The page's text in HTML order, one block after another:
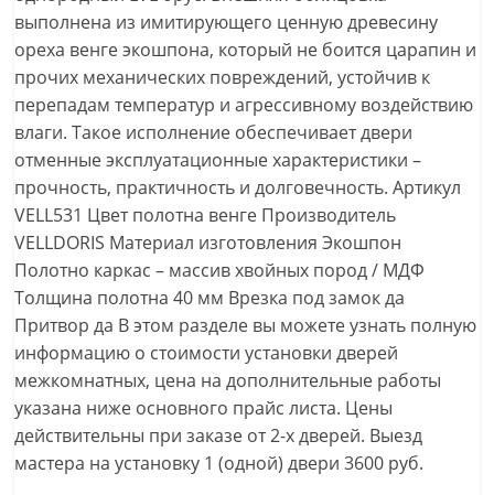
выполнена из имитирующего ценную древесину
ореха венге экошпона, который не боится царапин и
прочих механических повреждений, устойчив к
перепадам температур и агрессивному воздействию
влаги. Такое исполнение обеспечивает двери
отменные эксплуатационные характеристики –
прочность, практичность и долговечность. Артикул
VELL531 Цвет полотна венге Производитель
VELLDORIS Материал изготовления Экошпон
Полотно каркас – массив хвойных пород / МДФ
Толщина полотна 40 мм Врезка под замок да
Притвор да В этом разделе вы можете узнать полную
информацию о стоимости установки дверей
межкомнатных, цена на дополнительные работы
указана ниже основного прайс листа. Цены
действительны при заказе от 2-х дверей. Выезд
мастера на установку 1 (одной) двери 3600 руб.